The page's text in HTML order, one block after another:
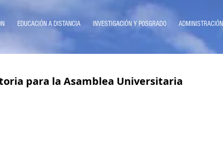
EDUCACIÓN A DISTANCIA INVESTIGACIÓN Y POSGRADO ADMINISTRACIÓN
para la Asamblea Universitaria